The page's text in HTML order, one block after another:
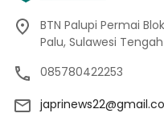
BTN Palupi Permai
Palu, Sulawesi Tengah
085780422253